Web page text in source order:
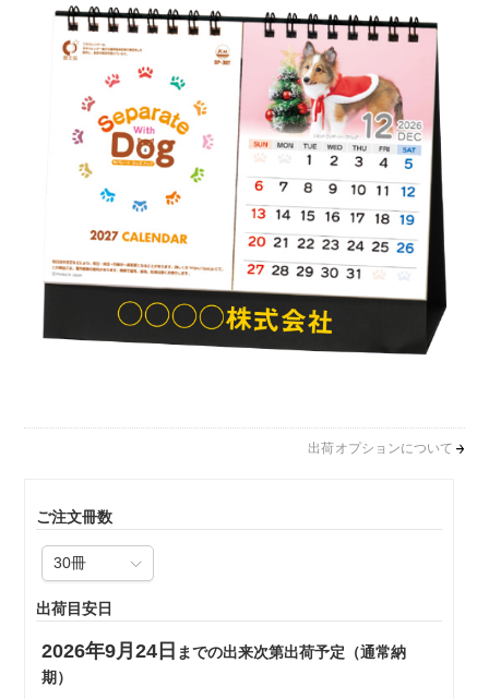
出荷オプションについて
ご注文冊数
出荷目安日
2026年9月24日 までの出来次第出荷予定（通常納
期）